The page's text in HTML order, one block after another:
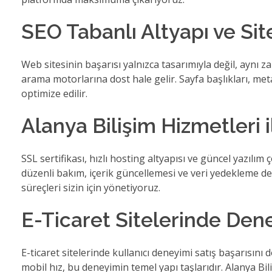
SEO Tabanlı Altyapı ve
Web sitesinin başarısı yalnızca tasarımıyla değil,
arama motorlarına dost hale gelir. Sayfa başlıkları,
optimize edilir.
Alanya Bilişim Hizmetleri
SSL sertifikası, hızlı hosting altyapısı ve güncel
düzenli bakım, içerik güncellemesi ve veri yedekleme
süreçleri sizin için yönetiyoruz.
E-Ticaret Sitelerinde
E-ticaret sitelerinde kullanıcı deneyimi satış
mobil hız, bu deneyimin temel yapı taşlarıdır.